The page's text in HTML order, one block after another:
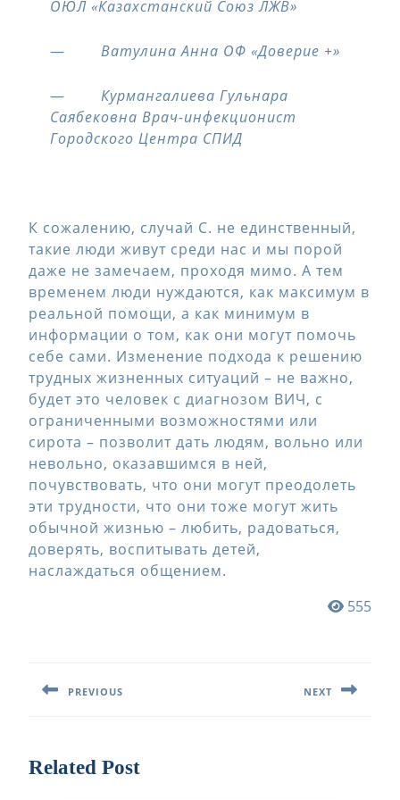
ОЮЛ «Казахстанский Союз ЛЖВ»
— Ватулина Анна ОФ «Доверие +»
— Курмангалиева Гульнара
Саябековна Врач-инфекционист
Городского Центра СПИД
К сожалению, случай С. не единственный,
такие люди живут среди нас и мы порой
даже не замечаем, проходя мимо. А тем
временем люди нуждаются, как максимум в
реальной помощи, а как минимум в
информации о том, как они могут помочь
себе сами. Изменение подхода к решению
трудных жизненных ситуаций – не важно,
будет это человек с диагнозом ВИЧ, с
ограниченными возможностями или
сирота – позволит дать людям, вольно или
невольно, оказавшимся в ней,
почувствовать, что они могут преодолеть
эти трудности, что они тоже могут жить
обычной жизнью – любить, радоваться,
доверять, воспитывать детей,
наслаждаться общением.
555
записям
PREVIOUS NEXT
Related Post